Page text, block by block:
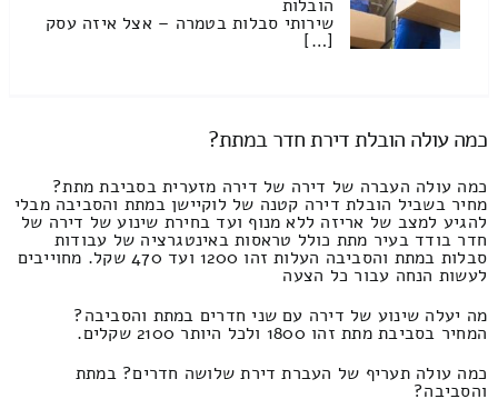
הובלות
שירותי סבלות בטמרה – אצל איזה עסק
[…]
כמה עולה הובלת דירת חדר במתת?
כמה עולה העברה של דירה של דירה מזערית בסביבת מתת?
מחיר בשביל הובלת דירה קטנה של לוקיישן במתת והסביבה מבלי
להגיע למצב של אריזה ללא מנוף ועד בחירת שינוע של דירה של
חדר בודד בעיר מתת כולל טראסות באינטגרציה של עבודות
סבלות במתת והסביבה העלות זהו 1200 ועד 470 שקל. מחוייבים
לעשות הנחה עבור כל הצעה
מה יעלה שינוע של דירה עם שני חדרים במתת והסביבה?
המחיר בסביבת מתת זהו 1800 ולכל היותר 2100 שקלים.
כמה עולה תעריף של העברת דירת שלושה חדרים? במתת
והסביבה?